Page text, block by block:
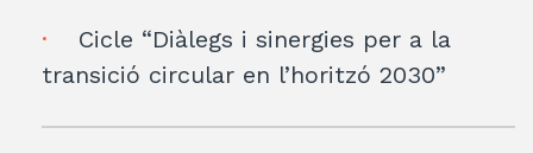
Cicle “Diàlegs i sinergies per a la
transició circular en l’horitzó 2030”